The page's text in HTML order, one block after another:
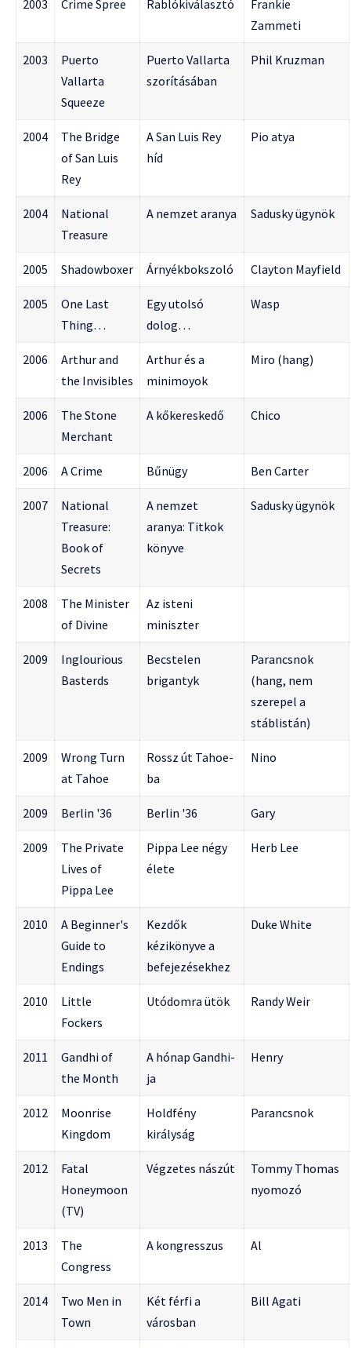
2003 Crime Spree Rablókiválasztó
Frankie
Zammeti
2003
Puerto
Vallarta
Squeeze
Puerto Vallarta
szorításában
Phil Kruzman
2004
The Bridge
of San Luis
Rey
A San Luis Rey
híd
Pio atya
2004
National
Treasure
A nemzet aranya Sadusky ügynök
2005 Shadowboxer Árnyékbokszoló Clayton Mayfield
2005
One Last
Thing…
Egy utolsó
dolog…
Wasp
2006
Arthur and
the Invisibles
Arthur és a
minimoyok
Miro (hang)
2006
The Stone
Merchant
A kőkereskedő Chico
2006 A Crime Bűnügy Ben Carter
2007
National
Treasure:
Book of
Secrets
A nemzet
aranya: Titkok
könyve
Sadusky ügynök
2008
The Minister
of Divine
Az isteni
miniszter
2009
Inglourious
Basterds
Becstelen
brigantyk
Parancsnok
(hang, nem
szerepel a
stáblistán)
2009
Wrong Turn
at Tahoe
Rossz út Tahoe-
ba
Nino
2009 Berlin '36 Berlin '36 Gary
2009
The Private
Lives of
Pippa Lee
Pippa Lee négy
élete
Herb Lee
2010
A Beginner's
Guide to
Endings
Kezdők
kézikönyve a
befejezésekhez
Duke White
2010
Little
Fockers
Utódomra ütök Randy Weir
2011
Gandhi of
the Month
A hónap Gandhi-
ja
Henry
2012
Moonrise
Kingdom
Holdfény
királyság
Parancsnok
2012
Fatal
Honeymoon
(TV)
Végzetes nászút
Tommy Thomas
nyomozó
2013
The
Congress
A kongresszus Al
2014
Two Men in
Town
Két férfi a
városban
Bill Agati